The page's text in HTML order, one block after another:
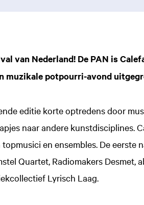
van Nederland! De PAN is
muzikale potpourri-avond
editie korte optredens door
naar andere kunstdisciplines.
en ensembles. De eerste
Quartet, Radiomakers
Lyrisch Laag.